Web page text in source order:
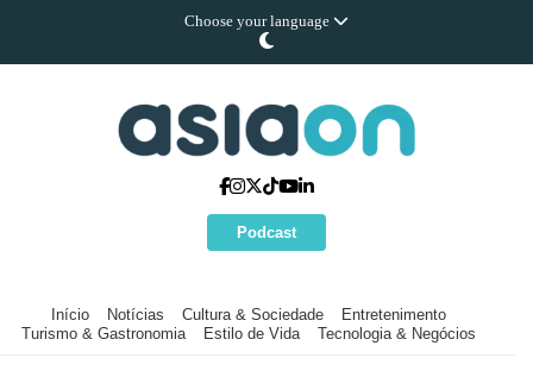
Choose your language
Podcast
Início Notícias Cultura & Sociedade
Entretenimento
Turismo & Gastronomia
Estilo de Vida Tecnologia & Negócios